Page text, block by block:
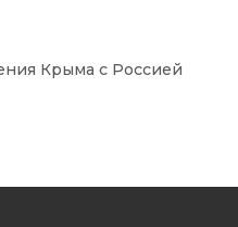
Крыма с Россией